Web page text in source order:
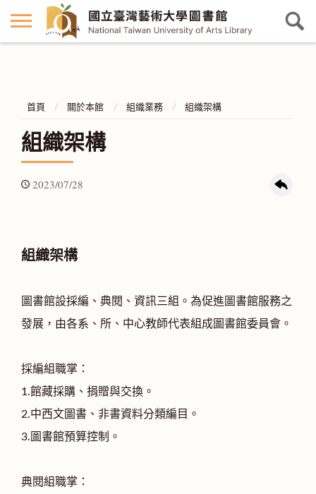
首頁 關於本館 組織業務 組織架構
組織架構
2023/07/28
組織架構
圖書館設採編、典閱、資訊三組。為促進圖書館服務之
發展，由各系、所、中心教師代表組成圖書館委員會。
採編組職掌：
1.館藏採購、捐贈與交換。
2.中西文圖書、非書資料分類編目。
3.圖書館預算控制。
典閱組職掌：